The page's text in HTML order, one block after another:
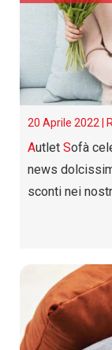
20 Aprile 2022 |
Autlet Sofà
news
sconti nei